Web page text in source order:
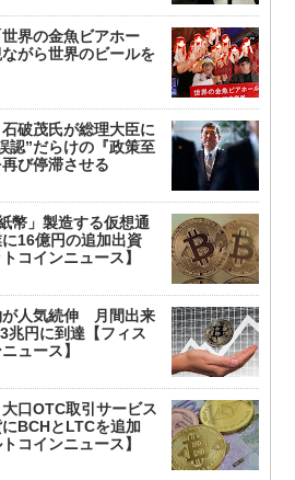
界の金魚ビアホー
がら世界のビールを
石破茂氏が総理大臣に
認”だらけの『政策至
再び停滞させる
幣」製造する仮想通
16億円の追加出資
コインニュース】
が人気続伸 月間出来
兆円に到達【フィス
ュース】
口OTC取引サービス
BCHとLTCを追加
コインニュース】